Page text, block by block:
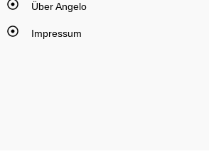
Über Angelo
Impressum